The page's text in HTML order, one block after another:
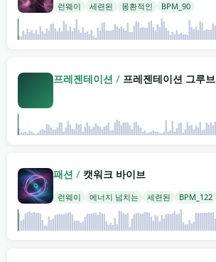
런웨이 세련된 몽환적인 BPM_90
프레젠테이션 / 프레젠테이션 그루브
패션 / 캣워크 바이브
런웨이 에너지 넘치는 세련된 BPM_122